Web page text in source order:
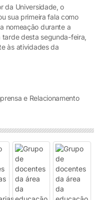
da Universidade, o
sua primeira fala como
nomeação durante a
tarde desta segunda-feira,
às atividades da
e Relacionamento